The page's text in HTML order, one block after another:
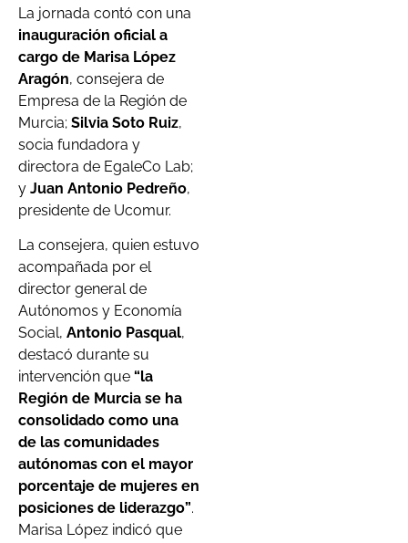
La jornada contó con una
inauguración oficial a
cargo de Marisa López
Aragón, consejera de
Empresa de la Región de
Murcia; Silvia Soto Ruiz,
socia fundadora y
directora de EgaleCo Lab;
y Juan Antonio Pedreño,
presidente de Ucomur.
La consejera, quien estuvo
acompañada por el
director general de
Autónomos y Economía
Social, Antonio Pasqual,
destacó durante su
intervención que “la
Región de Murcia se ha
consolidado como una
de las comunidades
autónomas con el mayor
porcentaje de mujeres en
posiciones de liderazgo”.
Marisa López indicó que